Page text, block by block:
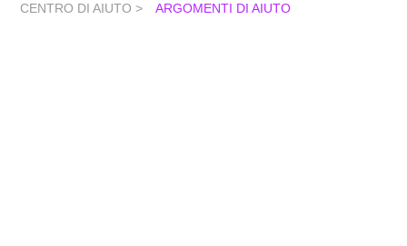
CENTRO DI AIUTO > ARGOMENTI DI AIUTO